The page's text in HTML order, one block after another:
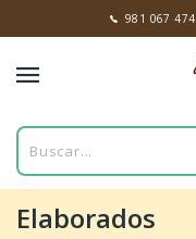
981 067 474
Elaborados